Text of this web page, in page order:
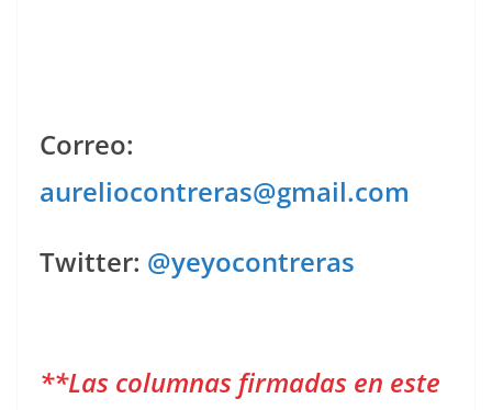
Correo:
aureliocontreras@gmail.com
Twitter: @yeyocontreras
**Las columnas firmadas en este